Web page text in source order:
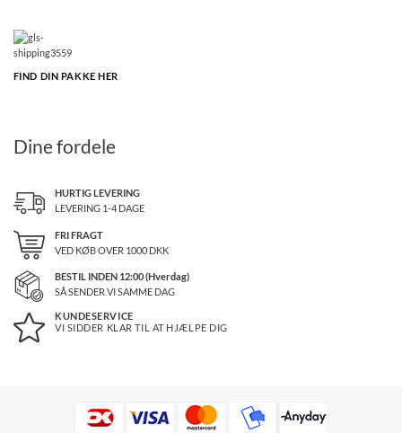
FIND DIN PAKKE HER
Dine fordele
HURTIG LEVERING
LEVERING 1-4 DAGE
FRI FRAGT
VED KØB OVER 1000DKK
BESTIL INDEN 12:00 (Hverdag)
SÅ SENDER VI SAMME DAG
KUNDESERVICE
VI SIDDER KLAR TIL AT HJÆLPE DIG